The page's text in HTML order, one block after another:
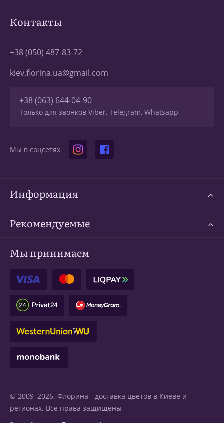
Контакты
+38 (050) 487-83-72
kiev.florina.ua@gmail.com
+38 (063) 644-04-90
Только для звонков Viber, Telegram, Whatsapp
Мы в соцсетях
Информация
Рекомендуемые
Мы принимаем
© 2009–2026. Флорина - доставка цветов в Киеве и
регионах. Все права защищены